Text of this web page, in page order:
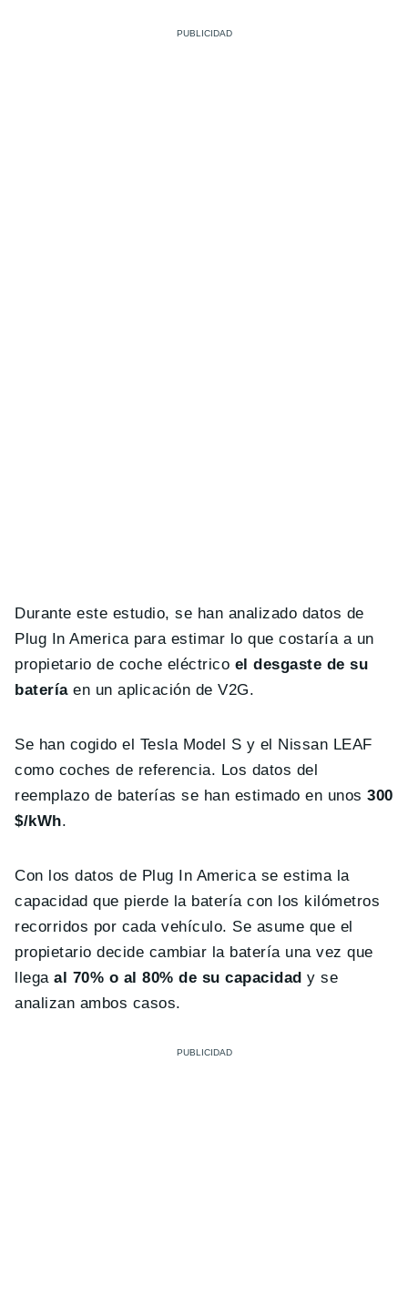
Durante este estudio, se han analizado datos de
Plug In America para estimar lo que costaría a un
propietario de coche eléctrico el desgaste de su
bateríaen un aplicación de V2G.
Se han cogido el Tesla Model S y el Nissan LEAF
como coches de referencia. Los datos del
reemplazo de baterías se han estimado en unos300
$/kWh.
Con los datos de Plug In America se estima la
capacidad que pierde la batería con los kilómetros
recorridos por cada vehículo. Se asume que el
propietario decide cambiar la batería una vez que
llegaal 70% o al 80% de su capacidad y se
analizan ambos casos.